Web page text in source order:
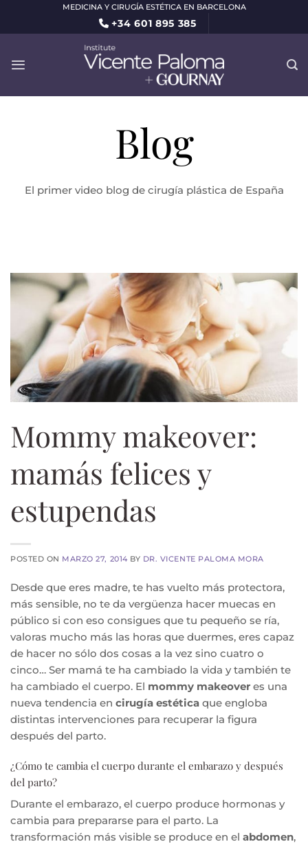
MEDICINA Y CIRUGÍA ESTÉTICA EN BARCELONA
+34 601 895 385
Blog
El primer video blog de cirugía plástica de España
Mommy makeover:
mamás felices y
estupendas
POSTED ON MARZO 27, 2014 BY DR. VICENTE PALOMA MORA
Desde que eres madre, te has vuelto más protectora,
más sensible, no te da vergüenza hacer muecas en
público si con eso consigues que tu pequeño se ría,
valoras mucho más las horas que duermes, eres capaz
de hacer no sólo dos cosas a la vez sino cuatro o
cinco… Ser mamá te ha cambiado la vida y también te
ha cambiado el cuerpo. El mommy makeover es una
nueva tendencia en cirugía estética que engloba
distintas intervenciones para recuperar la figura
después del parto.
¿Cómo te cambia el cuerpo durante el embarazo y después
del parto?
Durante el embarazo, el cuerpo produce hormonas y
cambia para prepararse para el parto. La
transformación más visible se produce en el abdomen,